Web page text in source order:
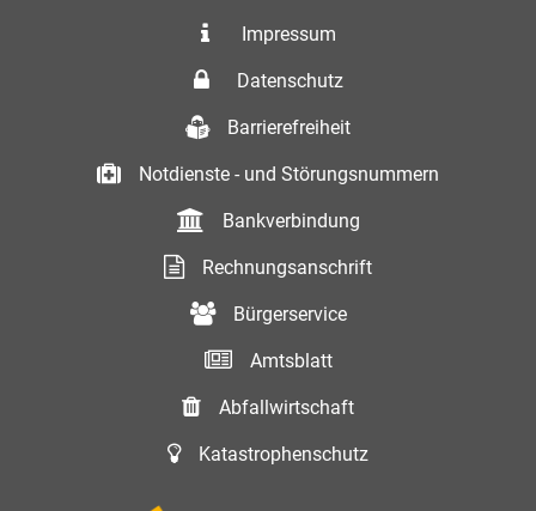
Impressum
Datenschutz
Barrierefreiheit
Notdienste - und Störungsnummern
Bankverbindung
Rechnungsanschrift
Bürgerservice
Amtsblatt
Abfallwirtschaft
Katastrophenschutz